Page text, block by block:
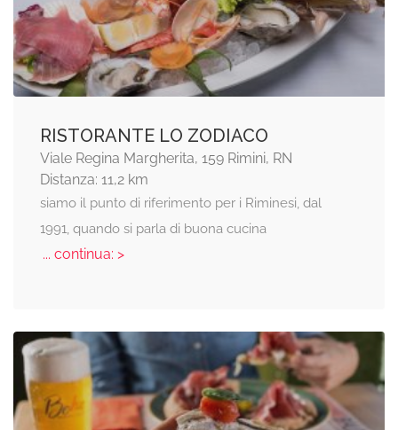
RISTORANTE LO ZODIACO
Viale Regina Margherita, 159 Rimini, RN
Distanza: 11,2 km
siamo il punto di riferimento per i Riminesi, dal
1991, quando si parla di buona cucina
... continua: >